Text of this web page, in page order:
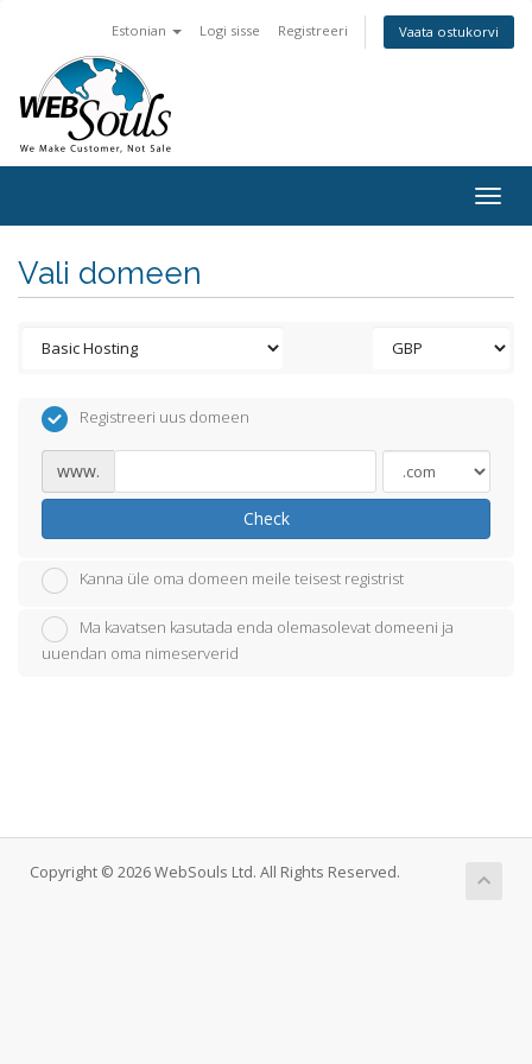
Estonian Logi sisse Registreeri Vaata ostukorvi
Vali domeen
Registreeri uus domeen
www.
Check
Kanna üle oma domeen meile teisest registrist
Ma kavatsen kasutada enda olemasolevat domeeni ja
uuendan oma nimeserverid
Copyright © 2026 WebSouls Ltd. All Rights Reserved.